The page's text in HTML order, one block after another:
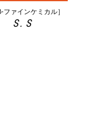
ファインケミカル］
S. S